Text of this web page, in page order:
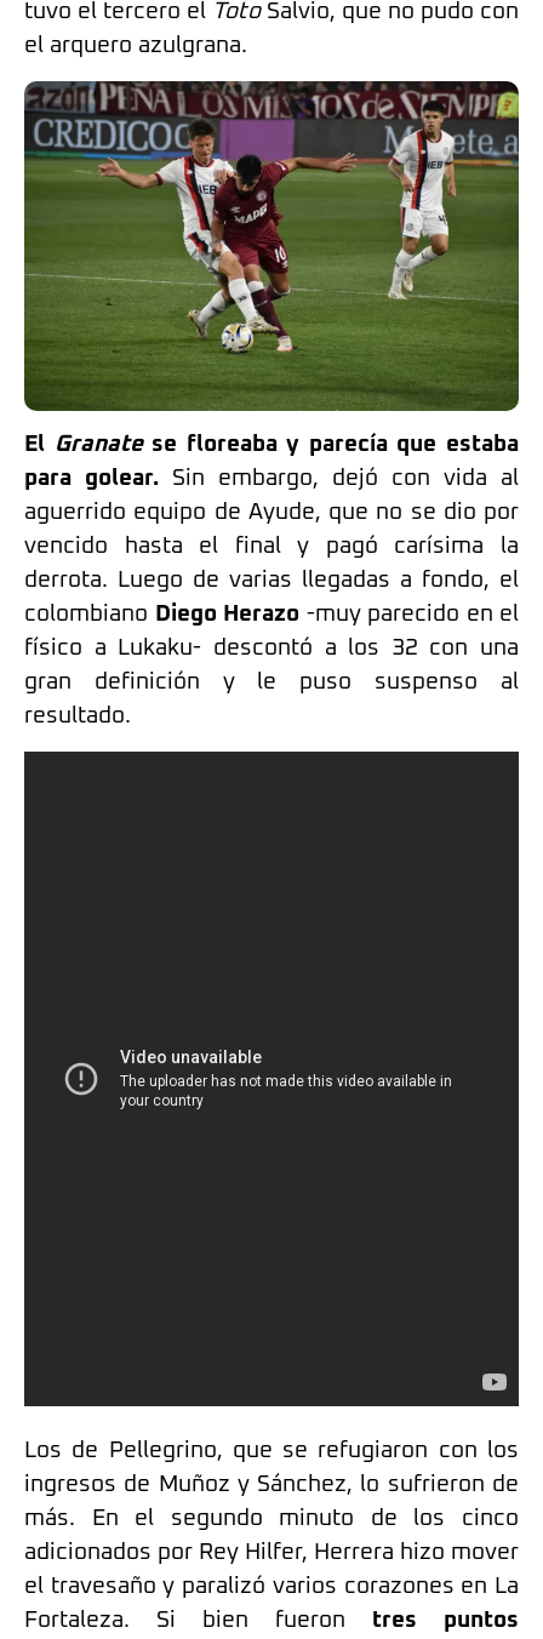
tuvo el tercero el TotoSalvio, que no pudo con
el arquero azulgrana.
El Granatese floreaba y parecía que estaba
para golear. Sin embargo, dejó con vida al
aguerrido equipo de Ayude, que no se dio por
vencido hasta el final y pagó carísima la
derrota. Luego de varias llegadas a fondo, el
colombiano Diego Herazo -muy parecido en el
físico a Lukaku- descontó a los 32 con una
gran definición y le puso suspenso al
resultado.
Los de Pellegrino, que se refugiaron con los
ingresos de Muñoz y Sánchez, lo sufrieron de
más. En el segundo minuto de los cinco
adicionados por Rey Hilfer, Herrera hizo mover
el travesaño y paralizó varios corazones en La
Fortaleza. Si bien fueron tres puntos